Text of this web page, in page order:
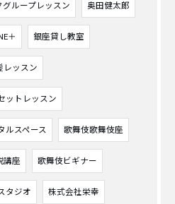
グループレッスン 奥田健太郎
＋ 銀座貸し教室
レッスン
ットレッスン
ルスペース 歌舞伎歌舞伎座
講座 歌舞伎ビギナー
タジオ 株式会社栄幸